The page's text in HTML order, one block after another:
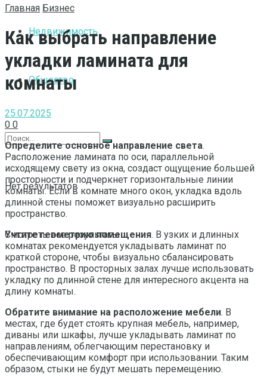
Недвижимость
Общество
Нет результатов
Смотреть все результаты
Главная Бизнес
Как выбрать направление
укладки ламината для
комнаты
25.07.2025
0 0
Определите основное направление света.
Расположение ламината по оси, параллельной
исходящему свету из окна, создаст ощущение большей
просторности и подчеркнет горизонтальные линии
комнаты. Если в комнате много окон, укладка вдоль
длинной стены поможет визуально расширить
пространство.
Учтите геометрию помещения. В узких и длинных
комнатах рекомендуется укладывать ламинат по
краткой стороне, чтобы визуально сбалансировать
пространство. В просторных залах лучше использовать
укладку по длинной стене для интересного акцента на
длину комнаты.
Обратите внимание на расположение мебели. В
местах, где будет стоять крупная мебель, например,
диваны или шкафы, лучше укладывать ламинат по
направлениям, облегчающим перестановку и
обеспечивающим комфорт при использовании. Таким
образом, стыки не будут мешать перемещению.